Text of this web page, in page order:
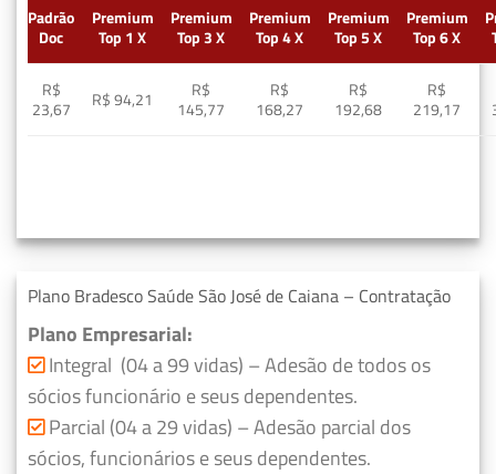
Padrão
Doc
Premium
Top 1 X
Premium
Top 3 X
Premium
Top 4 X
Premium
Top 5 X
Premium
Top 6 X
R$
23,67
R$ 94,21
R$
145,77
R$
168,27
R$
192,68
R$
219,17
Plano Bradesco Saúde São José de Caiana – Contratação
Plano Empresarial:
Integral (04 a 99 vidas) – Adesão de todos os
sócios funcionário e seus dependentes.
Parcial (04 a 29 vidas) – Adesão parcial dos
sócios, funcionários e seus dependentes.